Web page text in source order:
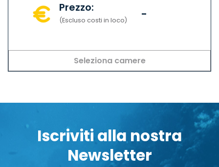
Prezzo:
(Escluso costi in loco) -
Seleziona camere
Iscriviti alla nostra
Newsletter